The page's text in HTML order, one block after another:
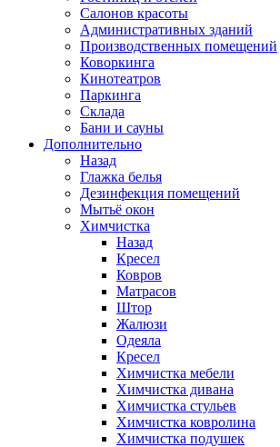
Салонов красоты
Административных зданий
Производственных помещений
Коворкинга
Кинотеатров
Паркинга
Склада
Бани и сауны
Дополнительно
Назад
Глажка белья
Дезинфекция помещений
Мытьё окон
Химчистка
Назад
Кресел
Ковров
Матрасов
Штор
Жалюзи
Одеяла
Кресел
Химчистка мебели
Химчистка дивана
Химчистка стульев
Химчистка ковролина
Химчистка подушек